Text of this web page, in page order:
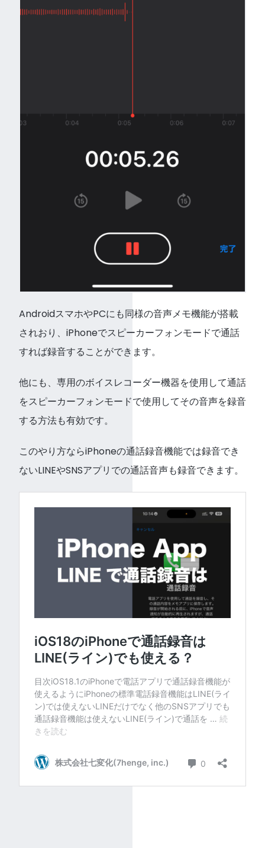
AndroidスマホやPCにも同様の音声メモ機能が搭載
されおり、iPhoneでスピーカーフォンモードで通話
すれば録音することができます。
他にも、専用のボイスレコーダー機器を使用して通話
をスピーカーフォンモードで使用してその音声を録音
する方法も有効です。
このやり方ならiPhoneの通話録音機能では録音でき
ないLINEやSNSアプリでの通話音声も録音できます。